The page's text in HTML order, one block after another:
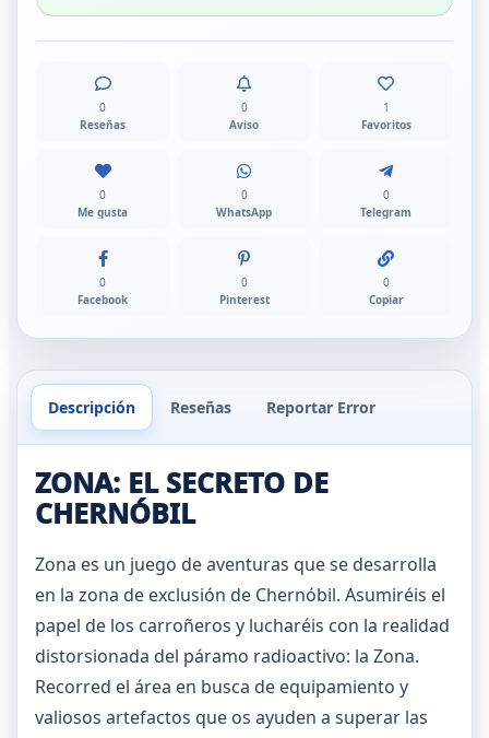
0
Reseñas
0
Aviso
1
Favoritos
0
Me gusta
0
WhatsApp
0
Telegram
0
Facebook
0
Pinterest
0
Copiar
Descripción Reseñas Reportar Error
ZONA: EL SECRETO DE
CHERNÓBIL
Zona es un juego de aventuras que se desarrolla
en la zona de exclusión de Chernóbil. Asumiréis el
papel de los carroñeros y lucharéis con la realidad
distorsionada del páramo radioactivo: la Zona.
Recorred el área en busca de equipamiento y
valiosos artefactos que os ayuden a superar las